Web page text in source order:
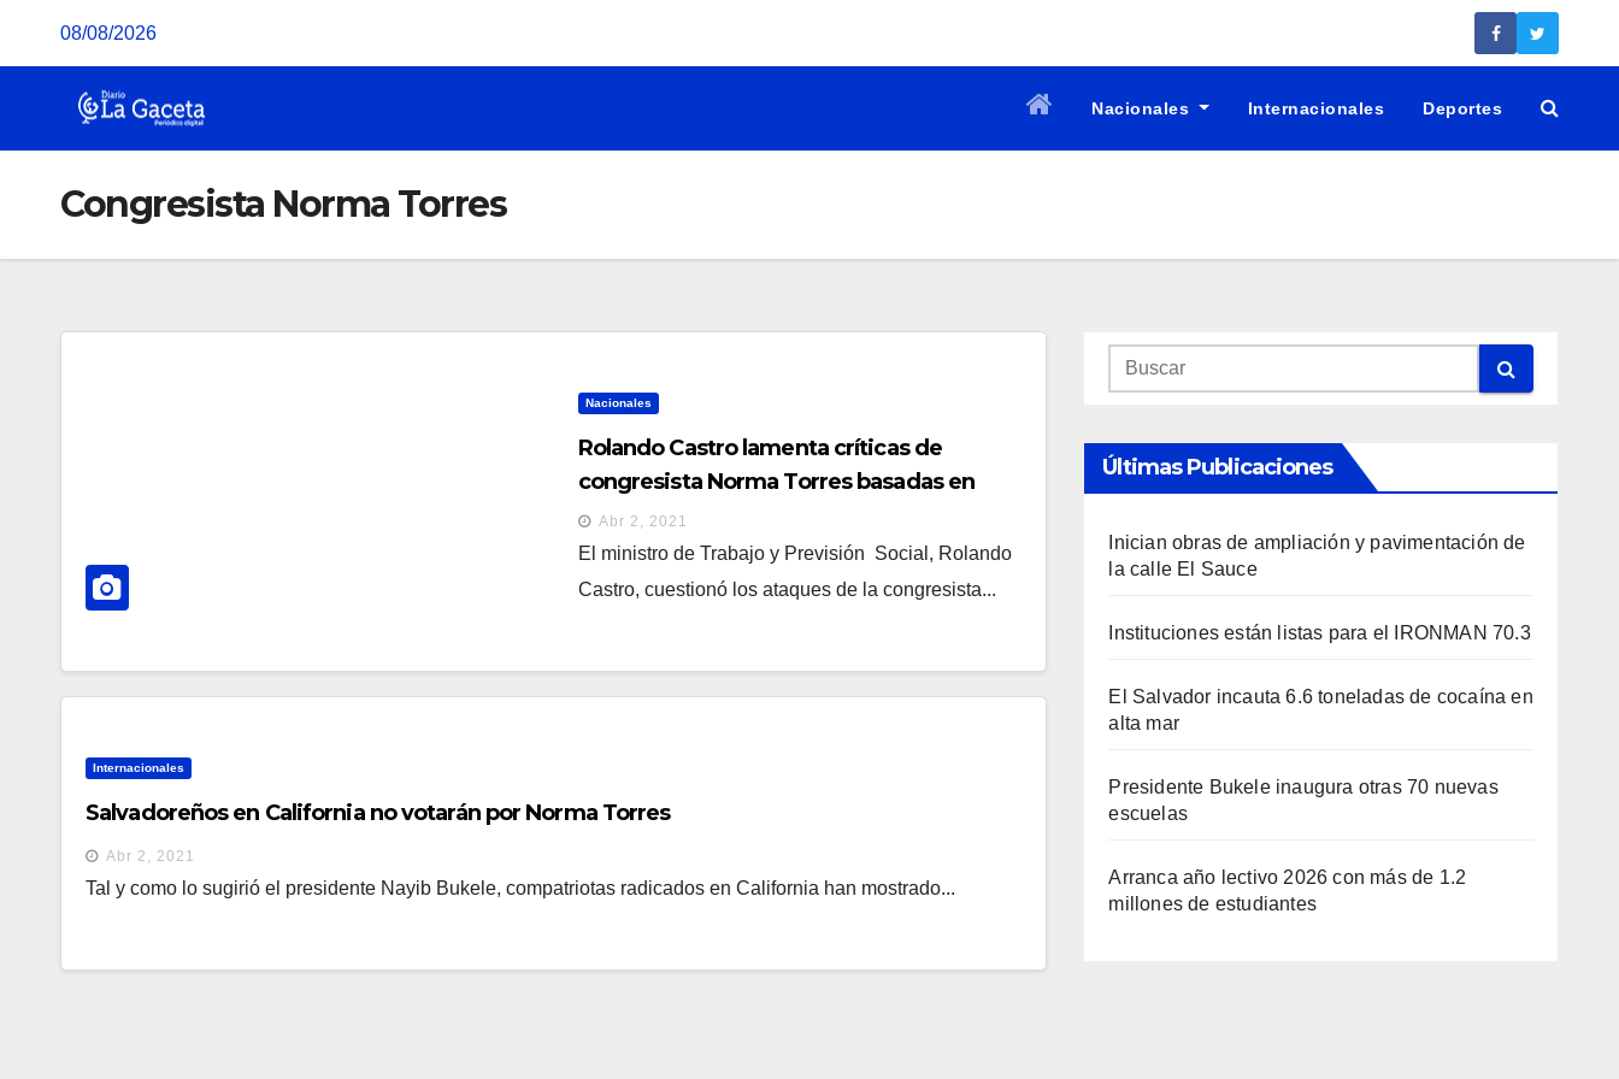
08/08/2026
Nacionales Internacionales Deportes
Congresista Norma Torres
Nacionales
Rolando Castro lamenta críticas de
congresista Norma Torres basadas en
información falsa
Abr 2, 2021
El ministro de Trabajo y Previsión Social, Rolando
Castro, cuestionó los ataques de la congresista...
Internacionales
Salvadoreños en California no votarán por Norma Torres
Abr 2, 2021
Tal y como lo sugirió el presidente Nayib Bukele, compatriotas radicados en California han mostrado...
Últimas Publicaciones
Inician obras de ampliación y pavimentación de
la calle El Sauce
Instituciones están listas para el IRONMAN 70.3
El Salvador incauta 6.6 toneladas de cocaína en
alta mar
Presidente Bukele inaugura otras 70 nuevas
escuelas
Arranca año lectivo 2026 con más de 1.2
millones de estudiantes